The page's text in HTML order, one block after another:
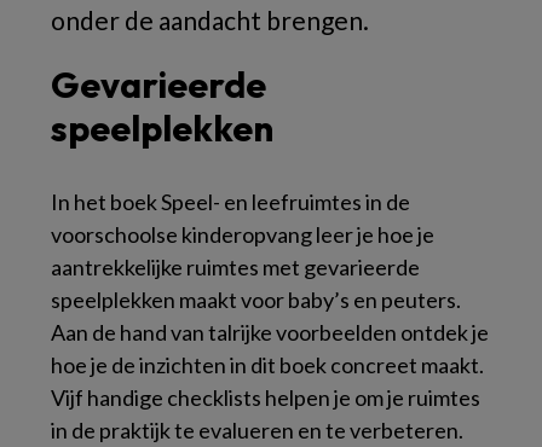
onder de aandacht brengen.
Gevarieerde
speelplekken
In het boekSpeel- en leefruimtes in de
voorschoolse kinderopvangleer je hoe je
aantrekkelijke ruimtes met gevarieerde
speelplekken maakt voor baby’s en peuters.
Aan de hand van talrijke voorbeelden ontdek je
hoe je de inzichten in dit boek concreet maakt.
Vijf handige checklists helpen je om je ruimtes
in de praktijk te evalueren en te verbeteren.